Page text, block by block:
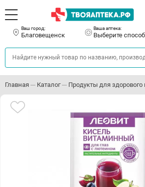
Ваш город:
Благовещенск
Ваша аптека:
Выберите
Главная Каталог Продукты для здорового